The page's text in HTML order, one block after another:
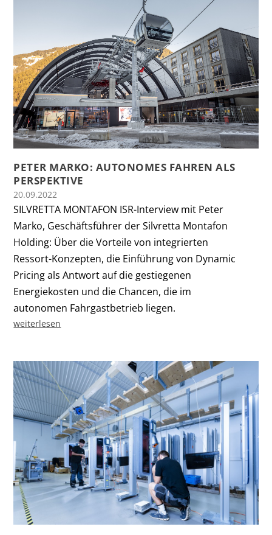
PETER MARKO: AUTONOMES FAHREN ALS
PERSPEKTIVE
20.09.2022
SILVRETTA MONTAFON ISR-Interview mit Peter
Marko, Geschäftsführer der Silvretta Montafon
Holding: Über die Vorteile von integrierten
Ressort-Konzepten, die Einführung von Dynamic
Pricing als Antwort auf die gestiegenen
Energiekosten und die Chancen, die im
autonomen Fahrgastbetrieb liegen.
weiterlesen